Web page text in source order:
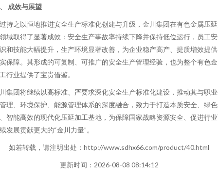
成效与展望
持之以恒地推进安全生产标准化创建与升级，金川集团在有色金属压
域取得了显著成效：安全生产事故率持续下降并保持低位运行，员工
和技能大幅提升，生产环境显著改善，为企业稳产高产、提质增效提
保障。其形成的可复制、可推广的安全生产管理经验，也为整个有色
行业提供了宝贵借鉴。
集团将继续以高标准、严要求深化安全生产标准化建设，推动其与职
理、环境保护、能源管理体系的深度融合，致力于打造本质安全、绿
智能高效的现代化压延加工基地，为保障国家战略资源安全、促进行
发展贡献更大的“金川力量”。
如若转载，请注明出处：http://www.sdhx66.com/product/40.html
更新时间：2026-08-08 08:14:12